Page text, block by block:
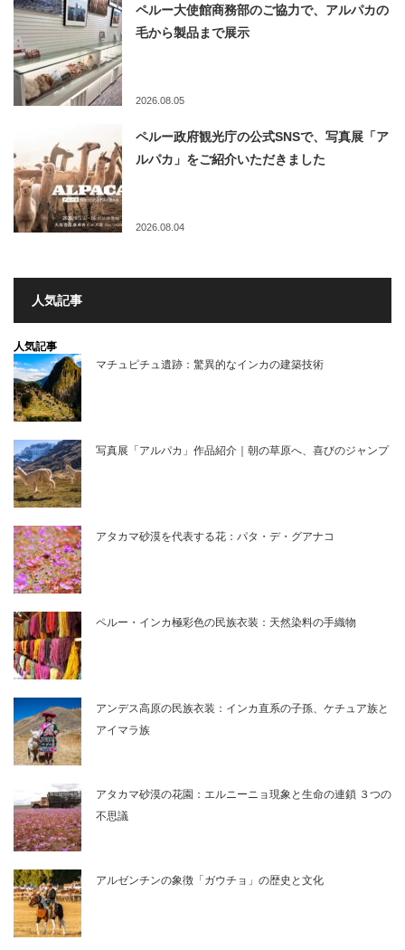
ペルー大使館商務部のご協力で、アルパカの
毛から製品まで展示
2026.08.05
ペルー政府観光庁の公式SNSで、写真展「ア
ルパカ」をご紹介いただきました
2026.08.04
人気記事
人気記事
マチュピチュ遺跡：驚異的なインカの建築技術
写真展「アルパカ」作品紹介｜朝の草原へ、喜びのジャンプ
アタカマ砂漠を代表する花：パタ・デ・グアナコ
ペルー・インカ極彩色の民族衣装：天然染料の手織物
アンデス高原の民族衣装：インカ直系の子孫、ケチュア族と
アイマラ族
アタカマ砂漠の花園：エルニーニョ現象と生命の連鎖 ３つの
不思議
アルゼンチンの象徴「ガウチョ」の歴史と文化